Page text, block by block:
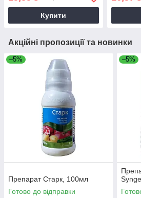
Купити
Акційні пропозиції та новинки
–5%
Препарат Старк, 100мл
Готово до відправки
–5%